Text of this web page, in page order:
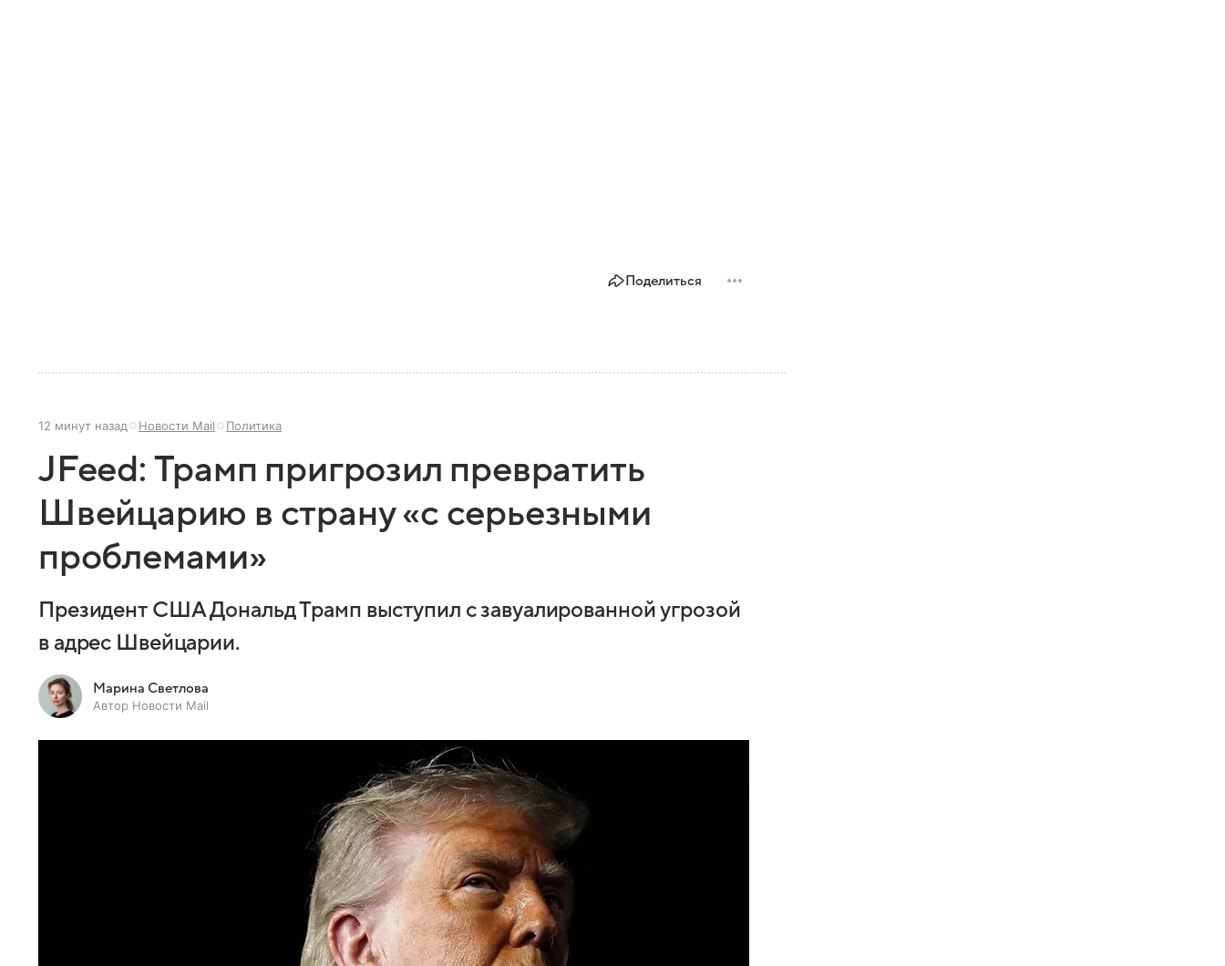
Поделиться
12 минут назад Новости Mail Политика
JFeed: Трамп пригрозил превратить
Швейцарию в страну «с серьезными
проблемами»
Президент США Дональд Трамп выступил с завуалированной угрозой
в адрес Швейцарии.
Марина Светлова
Автор Новости Mail